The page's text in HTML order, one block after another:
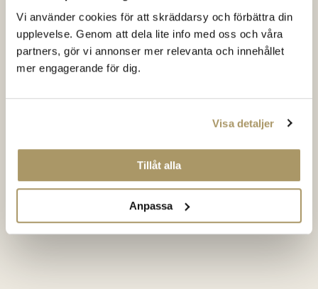
Vi använder cookies för att skräddarsy och förbättra din
upplevelse. Genom att dela lite info med oss och våra
partners, gör vi annonser mer relevanta och innehållet
mer engagerande för dig.
Visa detaljer
Tillåt alla
Anpassa